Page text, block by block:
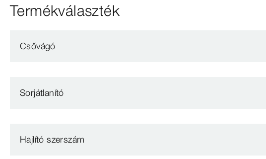
Termékválaszték
Csővágó
Sorjátlanító
Hajlító szerszám